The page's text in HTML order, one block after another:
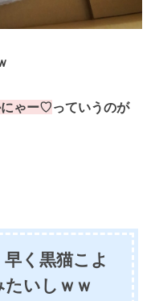
にゃー♡っていうのが
く黒猫こよ
いしｗｗ